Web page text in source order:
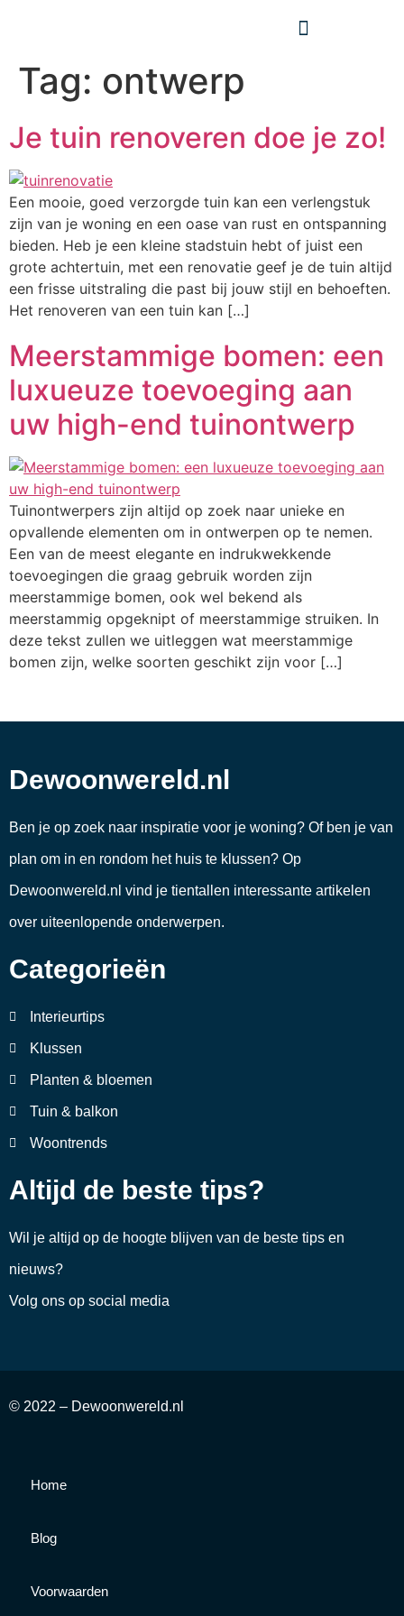
Tag: ontwerp
Je tuin renoveren doe je zo!
Een mooie, goed verzorgde tuin kan een verlengstuk
zijn van je woning en een oase van rust en ontspanning
bieden. Heb je een kleine stadstuin hebt of juist een
grote achtertuin, met een renovatie geef je de tuin altijd
een frisse uitstraling die past bij jouw stijl en behoeften.
Het renoveren van een tuin kan […]
Meerstammige bomen: een
luxueuze toevoeging aan
uw high-end tuinontwerp
Tuinontwerpers zijn altijd op zoek naar unieke en
opvallende elementen om in ontwerpen op te nemen.
Een van de meest elegante en indrukwekkende
toevoegingen die graag gebruik worden zijn
meerstammige bomen, ook wel bekend als
meerstammig opgeknipt of meerstammige struiken. In
deze tekst zullen we uitleggen wat meerstammige
bomen zijn, welke soorten geschikt zijn voor […]
Dewoonwereld.nl
Ben je op zoek naar inspiratie voor je woning? Of ben je van
plan om in en rondom het huis te klussen? Op
Dewoonwereld.nl vind je tientallen interessante artikelen
over uiteenlopende onderwerpen.
Categorieën
Interieurtips
Klussen
Planten & bloemen
Tuin & balkon
Woontrends
Altijd de beste tips?
Wil je altijd op de hoogte blijven van de beste tips en
nieuws?
Volg ons op social media
© 2022 – Dewoonwereld.nl
Home
Blog
Voorwaarden